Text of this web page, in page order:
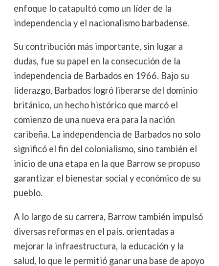
enfoque lo catapultó como un líder de la
independencia y el nacionalismo barbadense.
Su contribución más importante, sin lugar a
dudas, fue su papel en la consecución de la
independencia de Barbados en 1966. Bajo su
liderazgo, Barbados logró liberarse del dominio
británico, un hecho histórico que marcó el
comienzo de una nueva era para la nación
caribeña. La independencia de Barbados no solo
significó el fin del colonialismo, sino también el
inicio de una etapa en la que Barrow se propuso
garantizar el bienestar social y económico de su
pueblo.
A lo largo de su carrera, Barrow también impulsó
diversas reformas en el país, orientadas a
mejorar la infraestructura, la educación y la
salud, lo que le permitió ganar una base de apoyo